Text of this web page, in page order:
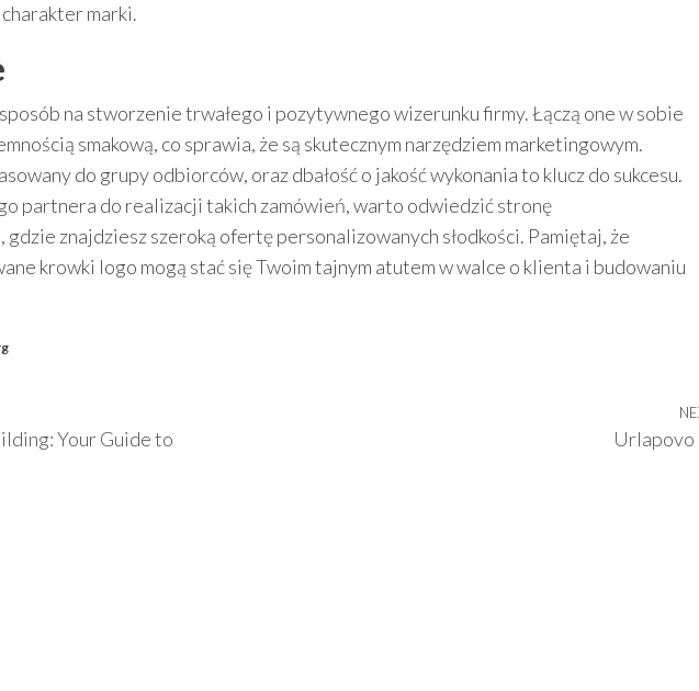
marki.
na stworzenie trwałego i pozytywnego wizerunku firmy. Łączą one w sobie
smakową, co sprawia, że są skutecznym narzędziem marketingowym.
do grupy odbiorców, oraz dbałość o jakość wykonania to klucz do sukcesu.
partnera do realizacji takich zamówień, warto odwiedzić stronę
, gdzie znajdziesz szeroką ofertę personalizowanych słodkości. Pamiętaj, że
krowki logo mogą stać się Twoim tajnym atutem w walce o klienta i budowaniu
Your Guide to
Urlapovo